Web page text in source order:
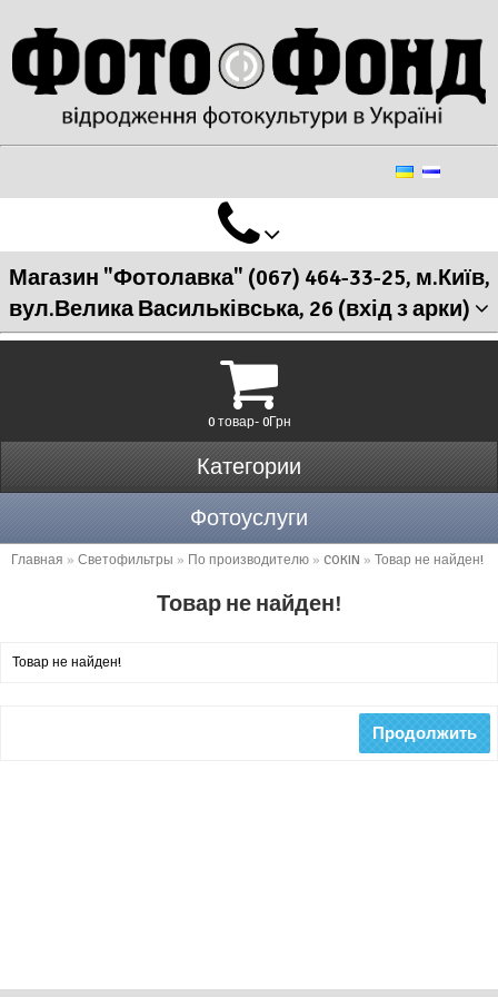
Магазин "Фотолавка" (067) 464-33-25, м.Київ,
вул.Велика Васильківська, 26 (вхід з арки)
0 товар- 0Грн
Категории
Фотоуслуги
Главная » Светофильтры » По производителю » COKIN » Товар не найден!
Товар не найден!
Товар не найден!
Продолжить